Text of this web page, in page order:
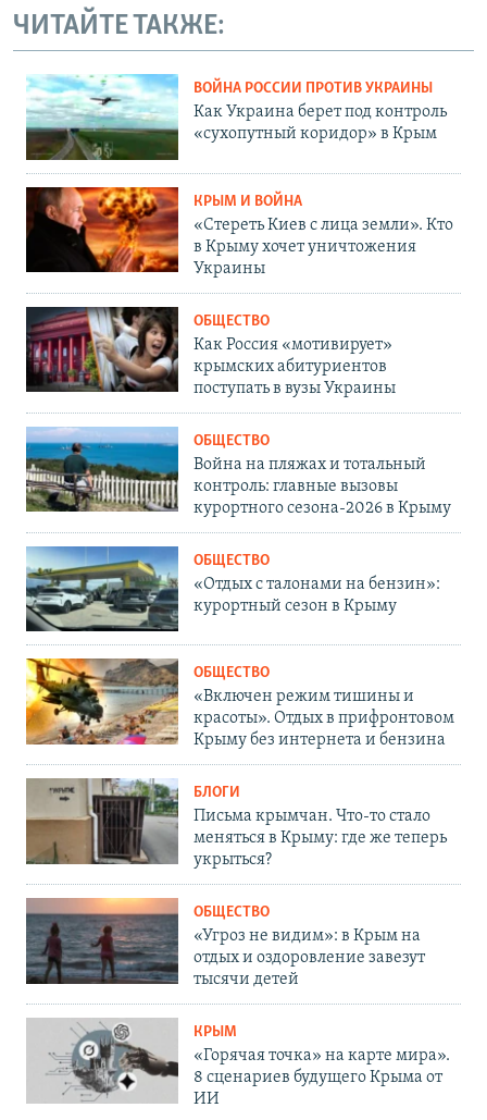
ЧИТАЙТЕ ТАКЖЕ:
ВОЙНА РОССИИ ПРОТИВ УКРАИНЫ
Как Украина берет под контроль
«сухопутный коридор» в Крым
КРЫМ И ВОЙНА
«Стереть Киев с лица земли». Кто
в Крыму хочет уничтожения
Украины
ОБЩЕСТВО
Как Россия «мотивирует»
крымских абитуриентов
поступать в вузы Украины
ОБЩЕСТВО
Война на пляжах и тотальный
контроль: главные вызовы
курортного сезона-2026 в Крыму
ОБЩЕСТВО
«Отдых с талонами на бензин»:
курортный сезон в Крыму
ОБЩЕСТВО
«Включен режим тишины и
красоты». Отдых в прифронтовом
Крыму без интернета и бензина
БЛОГИ
Письма крымчан. Что-то стало
меняться в Крыму: где же теперь
укрыться?
ОБЩЕСТВО
«Угроз не видим»: в Крым на
отдых и оздоровление завезут
тысячи детей
КРЫМ
«Горячая точка» на карте мира».
8 сценариев будущего Крыма от
ИИ